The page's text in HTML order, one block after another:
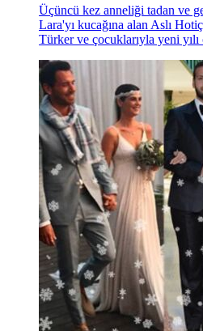
Üçüncü kez anneliği tadan ve
Lara'yı kucağına alan Aslı
Türker ve çocuklarıyla yeni yılı